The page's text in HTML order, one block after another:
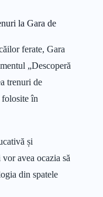
la Gara de
ferate, Gara
„Descoperă
trenuri de
în
și
avea ocazia să
din spatele